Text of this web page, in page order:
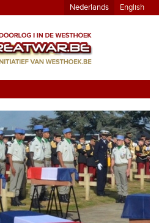
Nederlands English